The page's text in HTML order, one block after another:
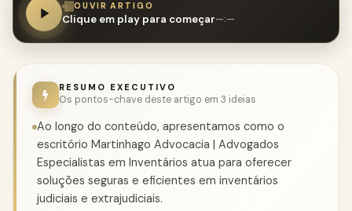
OUVIR ARTIGO
Clique em play para começar—:—
RESUMO EXECUTIVO
Os pontos-chave deste artigo em 3 ideias
Ao longo do conteúdo, apresentamos como o
escritório Martinhago Advocacia | Advogados
Especialistas em Inventários atua para oferecer
soluções seguras e eficientes em inventários
judiciais e extrajudiciais.